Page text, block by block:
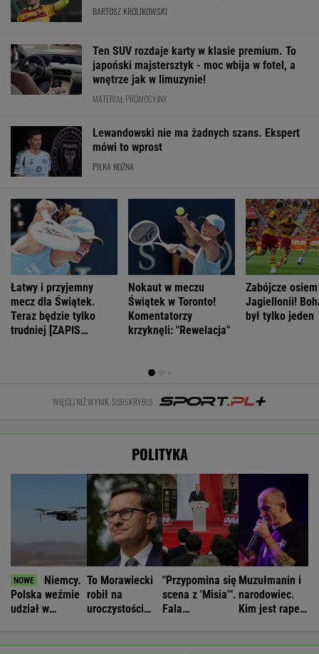
BARTOSZ KRÓLIKOWSKI
Ten SUV rozdaje karty w klasie premium. To
japoński majstersztyk - moc wbija w fotel, a
wnętrze jak w limuzynie!
MATERIAŁ PROMOCYJNY
Lewandowski nie ma żadnych szans. Ekspert
mówi to wprost
PIŁKA NOŻNA
Łatwy i przyjemny
mecz dla Świątek.
Teraz będzie tylko
trudniej [ZAPIS
Nokaut w meczu
Świątek w Toronto!
Komentatorzy
krzyknęli: "Rewelacja"
Zabójcze
Jagiellonii!
był tylko jeden
WIĘCEJ NIŻ WYNIK. SUBSKRYBUJ
POLITYKA
Niemcy.
Polska weźmie
udział w
To Morawiecki
robił na
uroczystości
"Przypomina się
scena z 'Misia'".
Fala
Muzułmanin i
narodowiec.
Kim jest raper,